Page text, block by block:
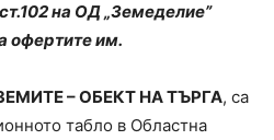
на ОД „Земеделие”
офертите им.
– ОБЕКТ НА ТЪРГА, са
табло в Областна